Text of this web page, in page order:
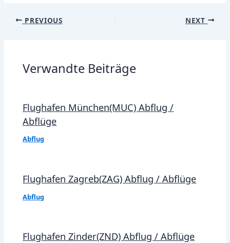
Post
PREVIOUS NEXT
Verwandte Beiträge
Flughafen München(MUC) Abflug /
Abflüge
Abflug
Flughafen Zagreb(ZAG) Abflug / Abflüge
Abflug
Flughafen Zinder(ZND) Abflug / Abflüge